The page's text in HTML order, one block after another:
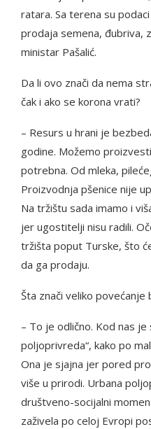
ratara. Sa terena su
prodaja semena, đubriva,
ministar Pašalić.
Da li ovo znači da nema
čak i ako se korona vrati?
– Resurs u hrani je
godine. Možemo
potrebna. Od mleka,
Proizvodnja pšenice nije
Na tržištu sada imamo i
jer ugostitelji nisu radili.
tržišta poput Turske, što
da ga prodaju.
Šta znači veliko povećanje
– To je odlično. Kod nas je
poljoprivreda“, kako po
Ona je sjajna jer pored
više u prirodi. Urbana
društveno-socijalni
zaživela po celoj Evropi